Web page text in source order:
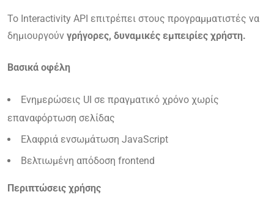
Το Interactivity API επιτρέπει στους προγραμματιστές να
δημιουργούν γρήγορες, δυναμικές εμπειρίες χρήστη.
Βασικά οφέλη
Ενημερώσεις UI σε πραγματικό χρόνο χωρίς
επαναφόρτωση σελίδας
Ελαφριά ενσωμάτωση JavaScript
Βελτιωμένη απόδοση frontend
Περιπτώσεις χρήσης